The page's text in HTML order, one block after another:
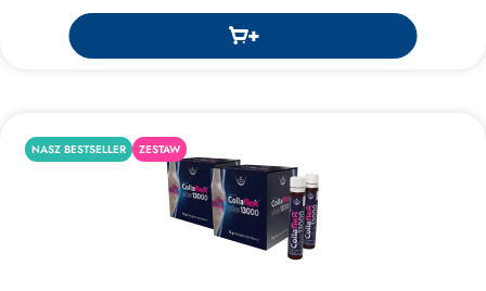
NASZ BESTSELLER ZESTAW